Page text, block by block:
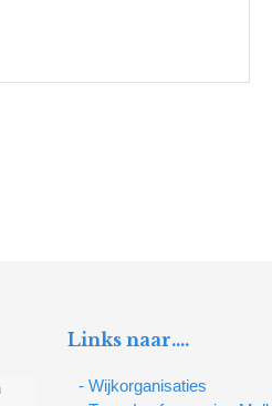
Links naar….
- Wijkorganisaties